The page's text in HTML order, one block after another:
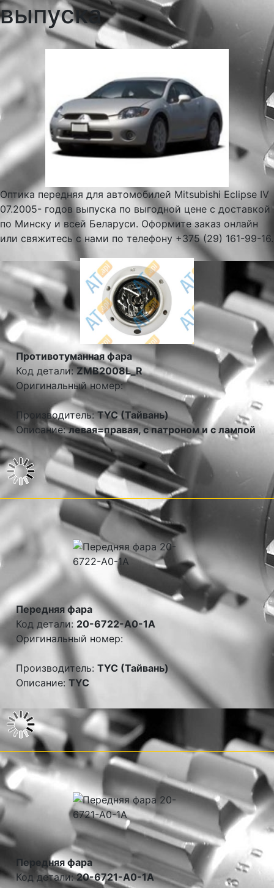
выпуска
Оптика передняя для автомобилей Mitsubishi Eclipse IV
07.2005- годов выпуска по выгодной цене с доставкой
по Минску и всей Беларуси. Оформите заказ онлайн
или свяжитесь с нами по телефону +375 (29) 161-99-16.
Противотуманная фара
Код детали:ZMB2008L_R
Оригинальный номер:
Производитель:TYC (Тайвань)
Описание:левая=правая, с патроном и с лампой
Передняя фара
Код детали: 20-6722-A0-1A
Оригинальный номер:
Производитель: TYC (Тайвань)
Описание: TYC
Передняя фара
Код детали:20-6721-A0-1A